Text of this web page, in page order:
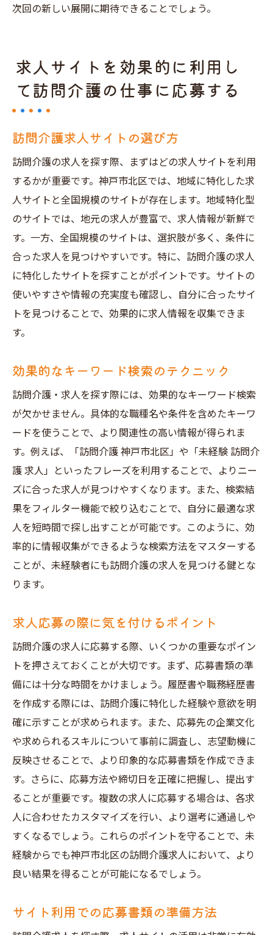
次回の新しい展開に期待できることでしょう。
求人サイトを効果的に利用し
て訪問介護の仕事に応募する
訪問介護求人サイトの選び方
訪問介護の求人を探す際、まずはどの求人サイトを利用
するかが重要です。神戸市北区では、地域に特化した求
人サイトと全国規模のサイトが存在します。地域特化型
のサイトでは、地元の求人が豊富で、求人情報が新鮮で
す。一方、全国規模のサイトは、選択肢が多く、条件に
合った求人を見つけやすいです。特に、訪問介護の求人
に特化したサイトを探すことがポイントです。サイトの
使いやすさや情報の充実度も確認し、自分に合ったサイ
トを見つけることで、効果的に求人情報を収集できま
す。
効果的なキーワード検索のテクニック
訪問介護・求人を探す際には、効果的なキーワード検索
が欠かせません。具体的な職種名や条件を含めたキーワ
ードを使うことで、より関連性の高い情報が得られま
す。例えば、「訪問介護 神戸市北区」や「未経験 訪問介
護 求人」といったフレーズを利用することで、よりニー
ズに合った求人が見つけやすくなります。また、検索結
果をフィルター機能で絞り込むことで、自分に最適な求
人を短時間で探し出すことが可能です。このように、効
率的に情報収集ができるような検索方法をマスターする
ことが、未経験者にも訪問介護の求人を見つける鍵とな
ります。
求人応募の際に気を付けるポイント
訪問介護の求人に応募する際、いくつかの重要なポイン
トを押さえておくことが大切です。まず、応募書類の準
備には十分な時間をかけましょう。履歴書や職務経歴書
を作成する際には、訪問介護に特化した経験や意欲を明
確に示すことが求められます。また、応募先の企業文化
や求められるスキルについて事前に調査し、志望動機に
反映させることで、より印象的な応募書類を作成できま
す。さらに、応募方法や締切日を正確に把握し、提出す
ることが重要です。複数の求人に応募する場合は、各求
人に合わせたカスタマイズを行い、より選考に通過しや
すくなるでしょう。これらのポイントを守ることで、未
経験からでも神戸市北区の訪問介護求人において、より
良い結果を得ることが可能になるでしょう。
サイト利用での応募書類の準備方法